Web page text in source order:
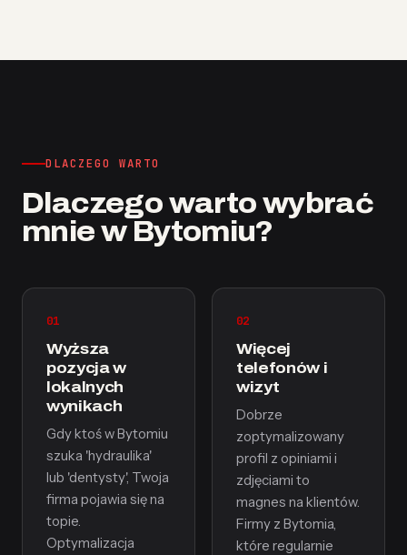
DLACZEGO WARTO
Dlaczego warto wybrać
mnie w Bytomiu?
01
Wyższa
pozycja w
lokalnych
wynikach
Gdy ktoś w Bytomiu
szuka 'hydraulika'
lub 'dentysty', Twoja
firma pojawia się na
topie.
Optymalizacja
02
Więcej
telefonów i
wizyt
Dobrze
zoptymalizowany
profil z opiniami i
zdjęciami to
magnes na klientów.
Firmy z Bytomia,
które regularnie